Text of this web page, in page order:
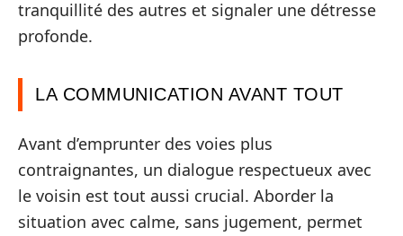
tranquillité des autres et signaler une détresse
profonde.
LA COMMUNICATION AVANT TOUT
Avant d’emprunter des voies plus
contraignantes, un dialogue respectueux avec
le voisin est tout aussi crucial. Aborder la
situation avec calme, sans jugement, permet